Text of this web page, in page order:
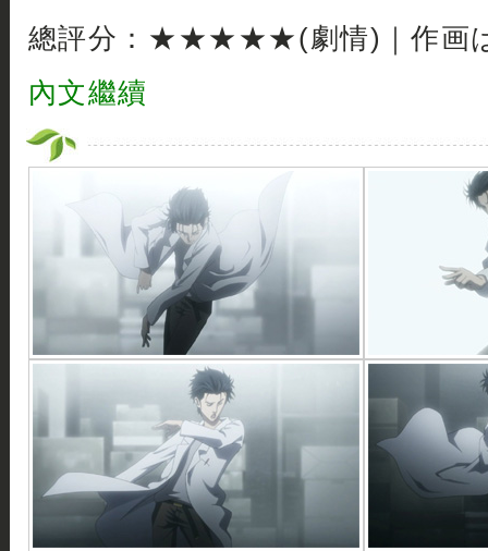
總評分：★★★★★(劇情)｜作画
內文繼續